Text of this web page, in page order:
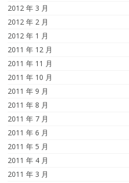
2012 年 3 月
2012 年 2 月
2012 年 1 月
2011 年 12 月
2011 年 11 月
2011 年 10 月
2011 年 9 月
2011 年 8 月
2011 年 7 月
2011 年 6 月
2011 年 5 月
2011 年 4 月
2011 年 3 月